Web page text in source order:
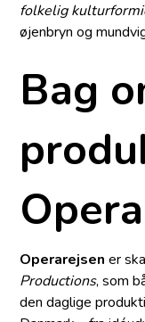
folkelig
øjenbryn og
Bag
Operarejsen er
Productions, som
den daglige